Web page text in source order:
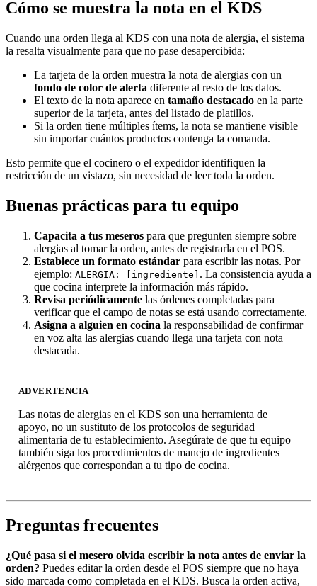
Cómo se muestra la nota en el KDS
Cuando una orden llega al KDS con una nota de alergia, el sistema
la resalta visualmente para que no pase desapercibida:
La tarjeta de la orden muestra la nota de alergias con un
fondo de color de alerta diferente al resto de los datos.
El texto de la nota aparece en tamaño destacado en la parte
superior de la tarjeta, antes del listado de platillos.
Si la orden tiene múltiples ítems, la nota se mantiene visible
sin importar cuántos productos contenga la comanda.
Esto permite que el cocinero o el expedidor identifiquen la
restricción de un vistazo, sin necesidad de leer toda la orden.
Buenas prácticas para tu equipo
Capacita a tus meseros para que pregunten siempre sobre
alergias al tomar la orden, antes de registrarla en el POS.
Establece un formato estándar para escribir las notas. Por
ejemplo: ALERGIA: [ingrediente] . La consistencia ayuda a
que cocina interprete la información más rápido.
Revisa periódicamente las órdenes completadas para
verificar que el campo de notas se está usando correctamente.
Asigna a alguien en cocina la responsabilidad de confirmar
en voz alta las alergias cuando llega una tarjeta con nota
destacada.
ADVERTENCIA
Las notas de alergias en el KDS son una herramienta de
apoyo, no un sustituto de los protocolos de seguridad
alimentaria de tu establecimiento. Asegúrate de que tu equipo
también siga los procedimientos de manejo de ingredientes
alérgenos que correspondan a tu tipo de cocina.
Preguntas frecuentes
¿Qué pasa si el mesero olvida escribir la nota antes de enviar la
orden? Puedes editar la orden desde el POS siempre que no haya
sido marcada como completada en el KDS. Busca la orden activa,